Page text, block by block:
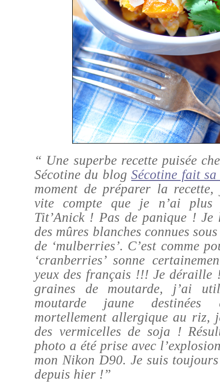
“ Une superbe recette puisée
Sécotine du blogSécotine fait
moment de préparer la recette,
vite compte que je n’ai plus
Tit’Anick ! Pas de panique ! Je
des mûres blanches connues
de ‘mulberries’. C’est comme
‘cranberries’ sonne
yeux des français !!! Je déraille
graines de moutarde, j’ai
moutarde jaune
mortellement allergique au riz,
des vermicelles de soja !
photo a été prise avec
mon Nikon D90. Je suis
depuis hier !”